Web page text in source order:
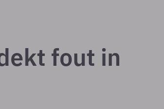
fout in